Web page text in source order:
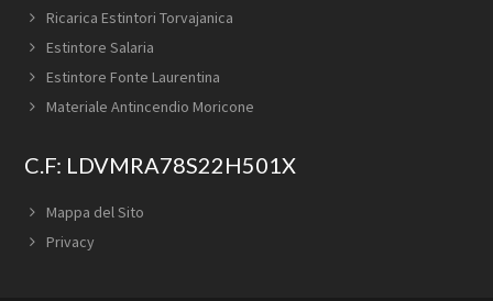
Ricarica Estintori Torvajanica
Estintore Salaria
Estintore Fonte Laurentina
Materiale Antincendio Moricone
C.F: LDVMRA78S22H501X
Mappa del Sito
Privacy